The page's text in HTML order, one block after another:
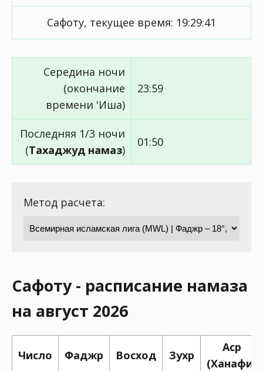
Сафоту, текущее время: 19:29:41
Середина ночи
(окончание
времени 'Иша)
23:59
Последняя 1/3 ночи
(Тахаджуд намаз)
01:50
Метод расчета:
Сафоту - расписание намаза
на август 2026
Число Фаджр Восход Зухр
Аср
(Ханафи)